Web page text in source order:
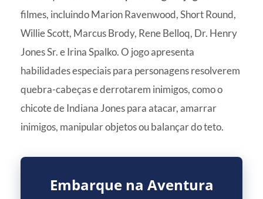
filmes, incluindo Marion Ravenwood, Short Round,
Willie Scott, Marcus Brody, Rene Belloq, Dr. Henry
Jones Sr. e Irina Spalko. O jogo apresenta
habilidades especiais para personagens resolverem
quebra-cabeças e derrotarem inimigos, como o
chicote de Indiana Jones para atacar, amarrar
inimigos, manipular objetos ou balançar do teto.
Embarque na Aventura